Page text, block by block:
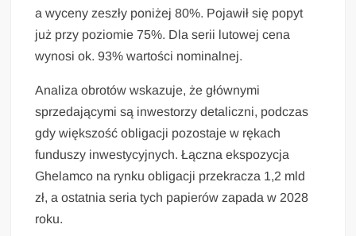
a wyceny zeszły poniżej 80%. Pojawił się popyt
już przy poziomie 75%. Dla serii lutowej cena
wynosi ok. 93% wartości nominalnej.
Analiza obrotów wskazuje, że głównymi
sprzedającymi są inwestorzy detaliczni, podczas
gdy większość obligacji pozostaje w rękach
funduszy inwestycyjnych. Łączna ekspozycja
Ghelamco na rynku obligacji przekracza 1,2 mld
zł, a ostatnia seria tych papierów zapada w 2028
roku.